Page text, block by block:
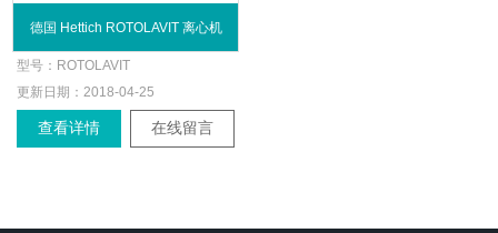
德国 Hettich ROTOLAVIT 离心机
型号： ROTOLAVIT
更新日期： 2018-04-25
查看详情 在线留言